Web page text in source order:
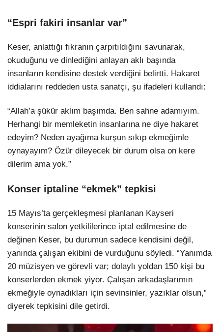
“Espri fakiri insanlar var”
Keser, anlattığı fıkranın çarpıtıldığını savunarak,
okuduğunu ve dinlediğini anlayan aklı başında
insanların kendisine destek verdiğini belirtti. Hakaret
iddialarını reddeden usta sanatçı, şu ifadeleri kullandı:
“Allah’a şükür aklım başımda. Ben sahne adamıyım.
Herhangi bir memleketin insanlarına ne diye hakaret
edeyim? Neden ayağıma kurşun sıkıp ekmeğimle
oynayayım? Özür dileyecek bir durum olsa on kere
dilerim ama yok.”
Konser iptaline “ekmek” tepkisi
15 Mayıs’ta gerçekleşmesi planlanan Kayseri
konserinin salon yetkililerince iptal edilmesine de
değinen Keser, bu durumun sadece kendisini değil,
yanında çalışan ekibini de vurduğunu söyledi. “Yanımda
20 müzisyen ve görevli var; dolaylı yoldan 150 kişi bu
konserlerden ekmek yiyor. Çalışan arkadaşlarımın
ekmeğiyle oynadıkları için sevinsinler, yazıklar olsun,”
diyerek tepkisini dile getirdi.